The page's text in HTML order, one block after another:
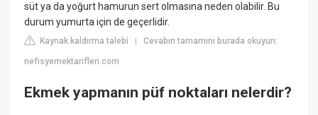
süt ya da yoğurt hamurun sert olmasına neden olabilir. Bu
durum yumurta için de geçerlidir.
Kaynak kaldırma talebi |Cevabın tamamını burada okuyun:
nefisyemektarifleri.com
Ekmek yapmanın püf noktaları nelerdir?